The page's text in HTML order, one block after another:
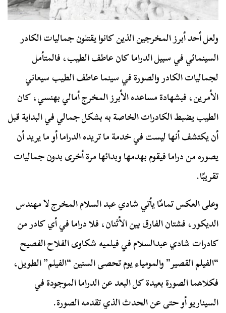
ولعل أحد أبرز المخرجين الذين كانوا يقتلون جماليات الكادر
السينمائي في سبيل الدراما كان عاطف الطيب، فالمتأمل
لجماليات الكادر والصورة في سينما عاطف الطيب سيعاني
الأمرين، فبشهادة مساعده الأبرز المخرج أمالي بهنسي، كان
الطيب يضبط الكادرات الخاصة به بشكل جمالي في البداية قبل
أن يكتشف أنها ليست في خدمة ما تريده الدراما أو ما يريد أن
يصوره من دراما فيقوم بهدمها وبدائها مرة أخرى بدون جماليات
تقريبًا.
وعلى العكس تمامًا يأتي شادي عبد السلام المخرج لا مهندس
الديكور، فشتان الفارق بين الأثنان، فلا دراما في أي كادر من
كادرات شادي عبدالسلام في فيلميه شكاوى الفلاح الفصيح
“الفيلم القصير” والمومياء يوم تحصى السنين “الفيلم” الطويل،
فكلاهما الصورة بعيدة كل البعد عن الدراما الموجودة في
السيناريو أو حتى عن الحدث الذي تقدمه الصورة.